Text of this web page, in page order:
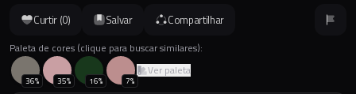
Curtir (0) Salvar Compartilhar
Paleta de cores (clique para buscar similares):
36% 35% 16% 7%
Ver paleta